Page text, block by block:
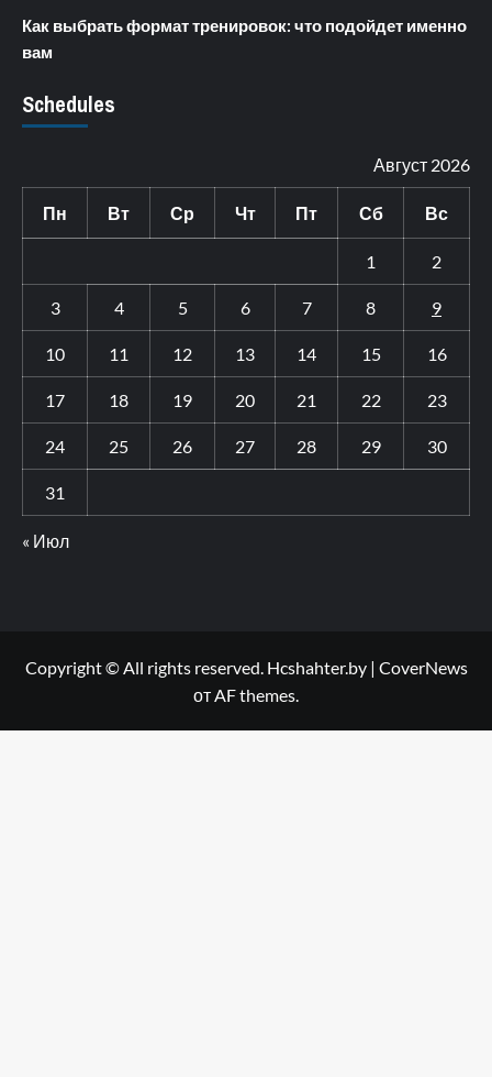
Как выбрать формат тренировок: что подойдет именно
вам
Schedules
Август 2026
Пн Вт Ср Чт Пт Сб Вс
1 2
3 4 5 6 7 8 9
10 11 12 13 14 15 16
17 18 19 20 21 22 23
24 25 26 27 28 29 30
31
« Июл
Copyright © All rights reserved. Hcshahter.by | CoverNews
от AF themes.